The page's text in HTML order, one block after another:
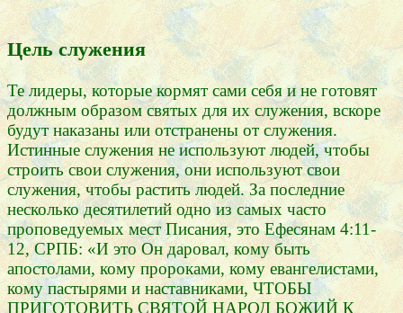
Цель служения
Те лидеры, которые кормят сами себя и не готовят
должным образом святых для их служения, вскоре
будут наказаны или отстранены от служения.
Истинные служения не используют людей, чтобы
строить свои служения, они используют свои
служения, чтобы растить людей. За последние
несколько десятилетий одно из самых часто
проповедуемых мест Писания, это Ефесянам 4:11-
12, СРПБ: «И это Он даровал, кому быть
апостолами, кому пророками, кому евангелистами,
кому пастырями и наставниками, ЧТОБЫ
ПРИГОТОВИТЬ СВЯТОЙ НАРОД БОЖИЙ К